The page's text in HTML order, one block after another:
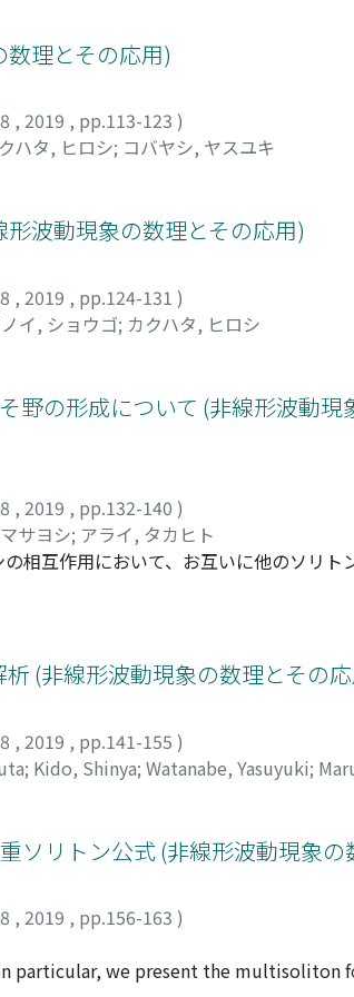
理とその応用)
, 2019 , pp.113-123 )
ハタ, ヒロシ; コバヤシ, ヤスユキ
波動現象の数理とその応用)
, 2019 , pp.124-131 )
イ, ショウゴ; カクハタ, ヒロシ
野の形成について (非線形波動現
, 2019 , pp.132-140 )
サヨシ; アライ, タカヒト
互作用において、お互いに他のソリト
新しいソリトンのすそ野形成に重要で
が衝突前に形成される。長距離相互作用
周期ソリトンが何故共存できるかを示す
(非線形波動現象の数理とその
, 2019 , pp.141-155 )
; Kido, Shinya; Watanabe, Yasuyuki;
ソリトン公式 (非線形波動現象の
, 2019 , pp.156-163 )
particular, we present the multisoliton